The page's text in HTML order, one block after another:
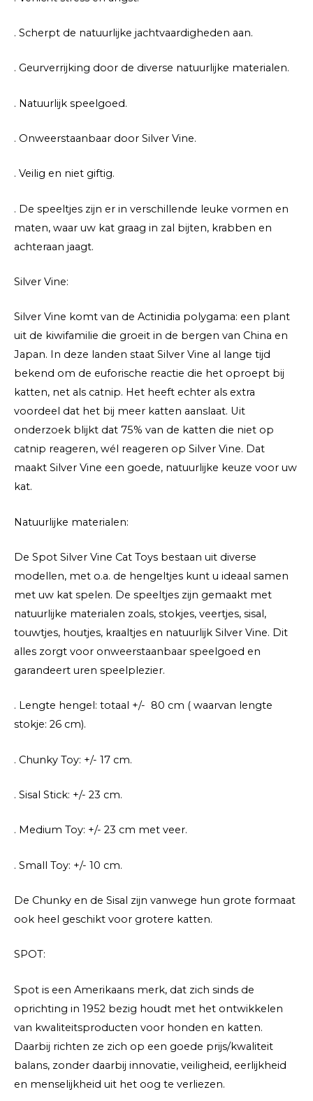
. Scherpt de natuurlijke jachtvaardigheden aan.
. Geurverrijking door de diverse natuurlijke materialen.
. Natuurlijk speelgoed.
. Onweerstaanbaar door Silver Vine.
. Veilig en niet giftig.
. De speeltjes zijn er in verschillende leuke vormen en
maten, waar uw kat graag in zal bijten, krabben en
achteraan jaagt.
Silver Vine:
Silver Vine komt van de Actinidia polygama: een plant
uit de kiwifamilie die groeit in de bergen van China en
Japan. In deze landen staat Silver Vine al lange tijd
bekend om de euforische reactie die het oproept bij
katten, net als catnip. Het heeft echter als extra
voordeel dat het bij meer katten aanslaat. Uit
onderzoek blijkt dat 75% van de katten die niet op
catnip reageren, wél reageren op Silver Vine. Dat
maakt Silver Vine een goede, natuurlijke keuze voor uw
kat.
Natuurlijke materialen:
De Spot Silver Vine Cat Toys bestaan uit diverse
modellen, met o.a. de hengeltjes kunt u ideaal samen
met uw kat spelen. De speeltjes zijn gemaakt met
natuurlijke materialen zoals, stokjes, veertjes, sisal,
touwtjes, houtjes, kraaltjes en natuurlijk Silver Vine. Dit
alles zorgt voor onweerstaanbaar speelgoed en
garandeert uren speelplezier.
. Lengte hengel: totaal +/- 80 cm ( waarvan lengte
stokje: 26 cm).
. Chunky Toy: +/- 17 cm.
. Sisal Stick: +/- 23 cm.
. Medium Toy: +/- 23 cm met veer.
. Small Toy: +/- 10 cm.
De Chunky en de Sisal zijn vanwege hun grote formaat
ook heel geschikt voor grotere katten.
SPOT:
Spot is een Amerikaans merk, dat zich sinds de
oprichting in 1952 bezig houdt met het ontwikkelen
van kwaliteitsproducten voor honden en katten.
Daarbij richten ze zich op een goede prijs/kwaliteit
balans, zonder daarbij innovatie, veiligheid, eerlijkheid
en menselijkheid uit het oog te verliezen.